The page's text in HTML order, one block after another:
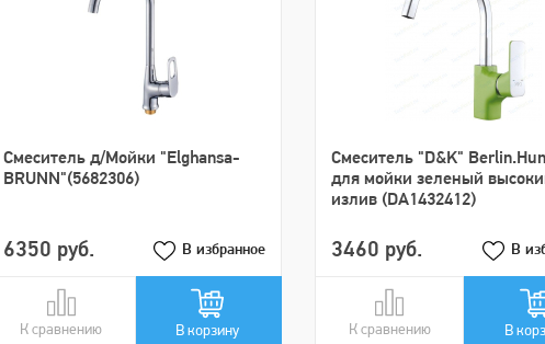
Смеситель д/Мойки "Elghansa-
BRUNN"(5682306)
6350 руб. В избранное
К сравнению
В сравнении В корзину
Смеситель "D&K"
для мойки зеленый
излив (DA1432412)
3460 руб. В
К сравнению
В сравнении В